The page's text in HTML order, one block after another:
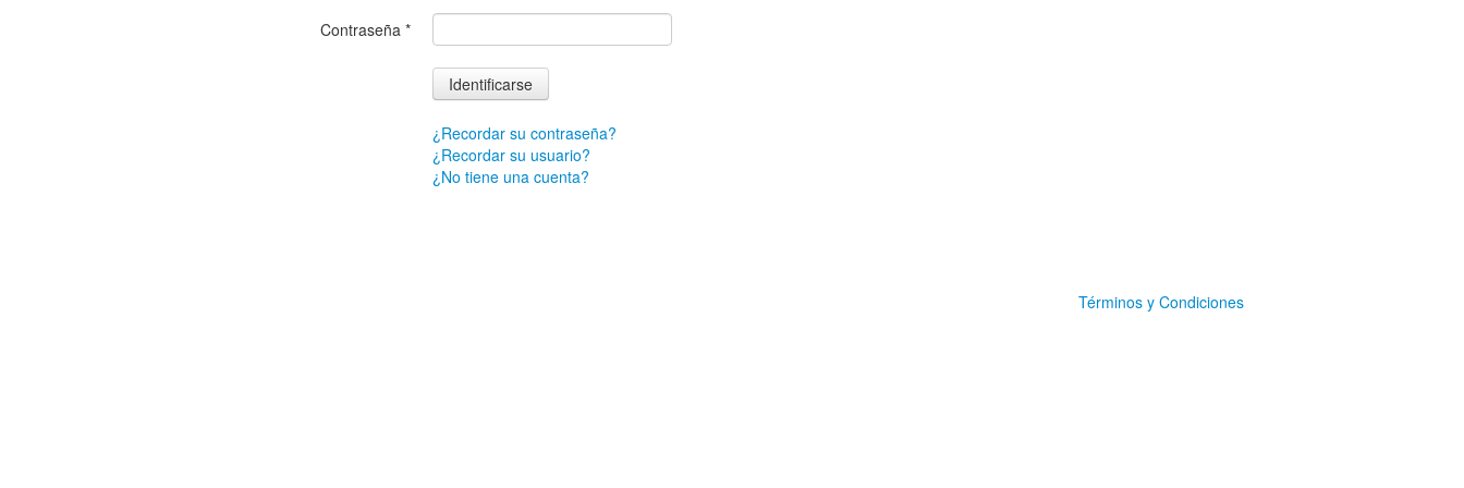
Contraseña *
Identificarse
¿Recordar su contraseña?
¿Recordar su usuario?
¿No tiene una cuenta?
Términos y Condiciones